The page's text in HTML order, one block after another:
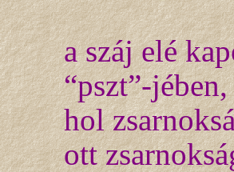
a száj elé
“pszt”-
hol
ott